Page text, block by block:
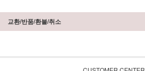
교환/반품/환불/취소